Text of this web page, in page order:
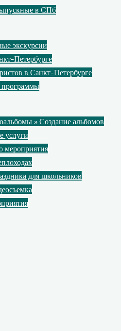
в СПб
экскурсии
Петербурге
в Санкт-Петербурге
» Создание альбомов
услуги
мероприятия
для школьников